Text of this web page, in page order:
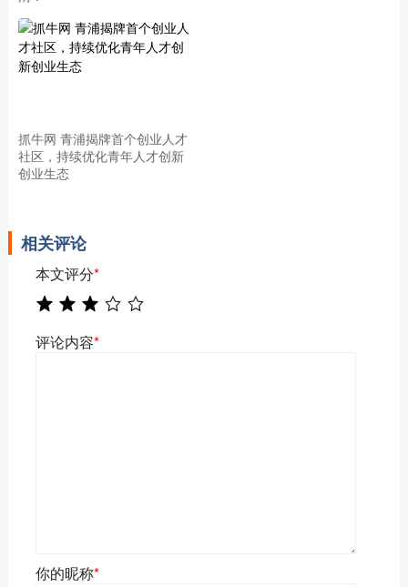
抓牛网 青浦揭牌首个创业人才
社区，持续优化青年人才创新
创业生态
相关评论
本文评分*
评论内容*
你的昵称*